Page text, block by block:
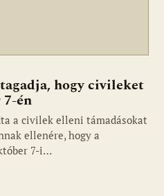
hogy civileket
én
a civilek elleni támadásokat
ellenére, hogy a
7-i…